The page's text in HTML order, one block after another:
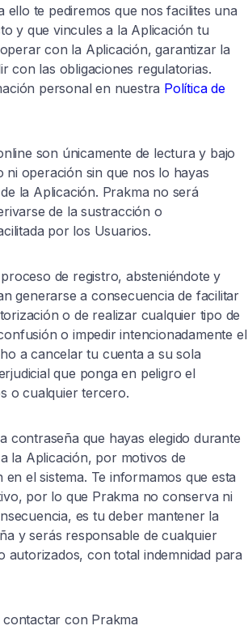
te pediremos que nos facilites una
y que vincules a la Aplicación tu
con la Aplicación, garantizar la
con las obligaciones regulatorias.
personal en nuestra Política de
son únicamente de lectura y bajo
ni operación sin que nos lo hayas
la Aplicación. Prakma no será
de la sustracción o
por los Usuarios.
de registro, absteniéndote y
generarse a consecuencia de facilitar
o de realizar cualquier tipo de
o impedir intencionadamente el
a cancelar tu cuenta a su sola
que ponga en peligro el
o cualquier tercero.
contraseña que hayas elegido durante
la Aplicación, por motivos de
el sistema. Te informamos que esta
por lo que Prakma no conserva ni
es tu deber mantener la
y serás responsable de cualquier
con total indemnidad para
con Prakma